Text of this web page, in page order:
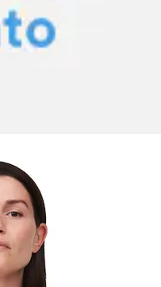
CHIC« tulle, tissu